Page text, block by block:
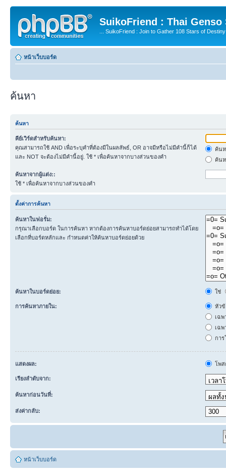
SuikoFriend : Thai Genso
... SuikoFriend : Join to Gather 108 Stars of
หน้าเว็บบอร์ด
ค้นหา
ค้นหา
คีย์เวิร์ดสำหรับค้นหา:
คุณสามารถใช้ AND เพื่อระบุคำที่ต้องมีในผลลัพธ์, OR อาจมีหรือไม่มีคำนี้ก็ได้
และ NOT จะต้องไม่มีคำนี้อยู่. ใช้ * เพื่อค้นหาจากบางส่วนของคำ
ค้น
ค้น
ค้นหาจากผู้แต่ง::
ใช้ * เพื่อค้นหาจากบางส่วนของคำ
ตั้งค่าการค้นหา
ค้นหาในฟอรั่ม:
กรุณาเลือกบอร์ด ในการค้นหา หากต้องการค้นหาบอร์ดย่อยสามารถทำได้โดย
เลือกที่บอร์ดหลักและ กำหนดค่าให้ค้นหาบอร์ดย่อยด้วย
ค้นหาในบอร์ดย่อย: ใช่
การค้นหาภายใน:
หัว
เฉ
เฉ
กา
แสดงผล: โพส
เรียงลำดับจาก:
ค้นหาก่อนวันที่:
ส่งค่ากลับ:
หน้าเว็บบอร์ด